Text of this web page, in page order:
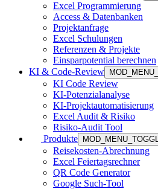
Excel Programmierung
Access & Datenbanken
Projektanfrage
Excel Schulungen
Referenzen & Projekte
Einsparpotential berechnen
KI & Code-Review
KI Code Review
KI-Potenzialanalyse
KI-Projektautomatisierung
Excel Audit & Risiko
Risiko-Audit Tool
Produkte
Reisekosten-Abrechnung
Excel Feiertagsrechner
QR Code Generator
Google Such-Tool